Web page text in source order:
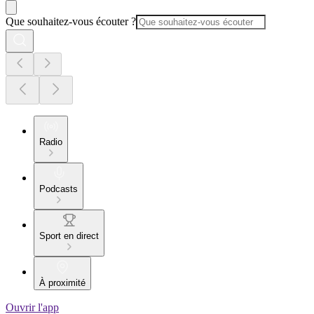
Que souhaitez-vous écouter ?
Radio
Podcasts
Sport en direct
À proximité
Ouvrir l'app